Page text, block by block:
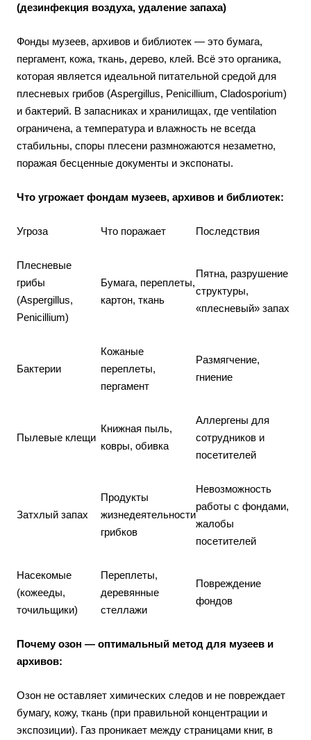
(дезинфекция воздуха, удаление запаха)
Фонды музеев, архивов и библиотек — это бумага,
пергамент, кожа, ткань, дерево, клей. Всё это органика,
которая является идеальной питательной средой для
плесневых грибов (Aspergillus, Penicillium, Cladosporium)
и бактерий. В запасниках и хранилищах, где ventilation
ограничена, а температура и влажность не всегда
стабильны, споры плесени размножаются незаметно,
поражая бесценные документы и экспонаты.
Что угрожает фондам музеев, архивов и библиотек:
Угроза Что поражает Последствия
Плесневые
грибы
(Aspergillus,
Penicillium)
Бумага, переплеты,
картон, ткань
Пятна, разрушение
структуры,
«плесневый» запах
Бактерии
Кожаные
переплеты,
пергамент
Размягчение,
гниение
Пылевые клещи
Книжная пыль,
ковры, обивка
Аллергены для
сотрудников и
посетителей
Затхлый запах
Продукты
жизнедеятельности
грибков
Невозможность
работы с фондами,
жалобы
посетителей
Насекомые
(кожееды,
точильщики)
Переплеты,
деревянные
стеллажи
Повреждение
фондов
Почему озон — оптимальный метод для музеев и
архивов:
Озон не оставляет химических следов и не повреждает
бумагу, кожу, ткань (при правильной концентрации и
экспозиции). Газ проникает между страницами книг, в